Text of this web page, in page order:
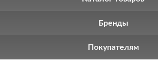
Бренды
Покупателям